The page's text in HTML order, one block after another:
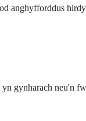
anghyfforddus
gynharach